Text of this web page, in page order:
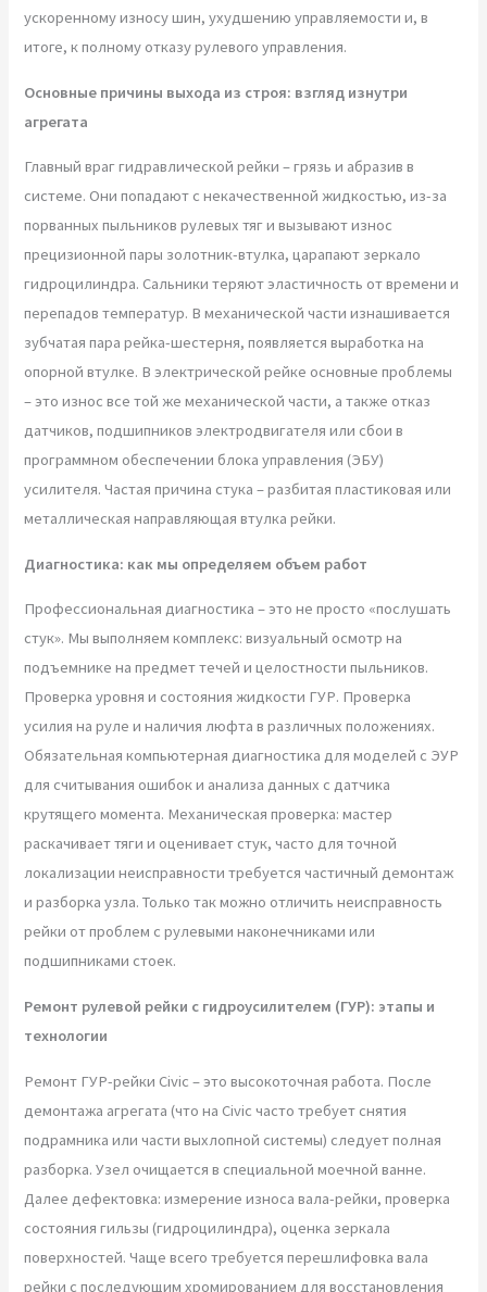
ускоренному износу шин, ухудшению управляемости и, в
итоге, к полному отказу рулевого управления.
Основные причины выхода из строя: взгляд изнутри
агрегата
Главный враг гидравлической рейки – грязь и абразив в
системе. Они попадают с некачественной жидкостью, из-за
порванных пыльников рулевых тяг и вызывают износ
прецизионной пары золотник-втулка, царапают зеркало
гидроцилиндра. Сальники теряют эластичность от времени и
перепадов температур. В механической части изнашивается
зубчатая пара рейка-шестерня, появляется выработка на
опорной втулке. В электрической рейке основные проблемы
– это износ все той же механической части, а также отказ
датчиков, подшипников электродвигателя или сбои в
программном обеспечении блока управления (ЭБУ)
усилителя. Частая причина стука – разбитая пластиковая или
металлическая направляющая втулка рейки.
Диагностика: как мы определяем объем работ
Профессиональная диагностика – это не просто «послушать
стук». Мы выполняем комплекс: визуальный осмотр на
подъемнике на предмет течей и целостности пыльников.
Проверка уровня и состояния жидкости ГУР. Проверка
усилия на руле и наличия люфта в различных положениях.
Обязательная компьютерная диагностика для моделей с ЭУР
для считывания ошибок и анализа данных с датчика
крутящего момента. Механическая проверка: мастер
раскачивает тяги и оценивает стук, часто для точной
локализации неисправности требуется частичный демонтаж
и разборка узла. Только так можно отличить неисправность
рейки от проблем с рулевыми наконечниками или
подшипниками стоек.
Ремонт рулевой рейки с гидроусилителем (ГУР): этапы и
технологии
Ремонт ГУР-рейки Civic – это высокоточная работа. После
демонтажа агрегата (что на Civic часто требует снятия
подрамника или части выхлопной системы) следует полная
разборка. Узел очищается в специальной моечной ванне.
Далее дефектовка: измерение износа вала-рейки, проверка
состояния гильзы (гидроцилиндра), оценка зеркала
поверхностей. Чаще всего требуется перешлифовка вала
рейки с последующим хромированием для восстановления